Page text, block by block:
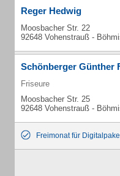
Reger Hedwig
Moosbacher Str. 22
92648 Vohenstrauß -
Schönberger Günther
Friseure
Moosbacher Str. 25
92648 Vohenstrauß -
Freimonat für